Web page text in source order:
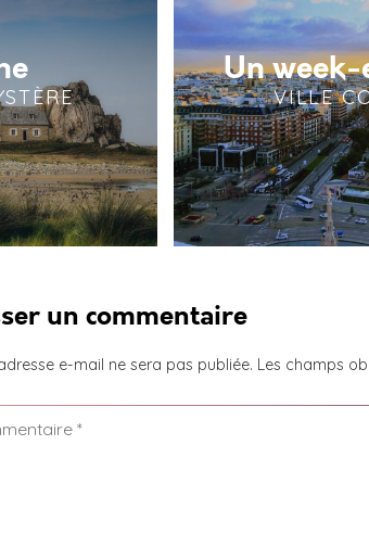
Un
VILLE
un commentaire
e-mail ne sera pas publiée. Les champs